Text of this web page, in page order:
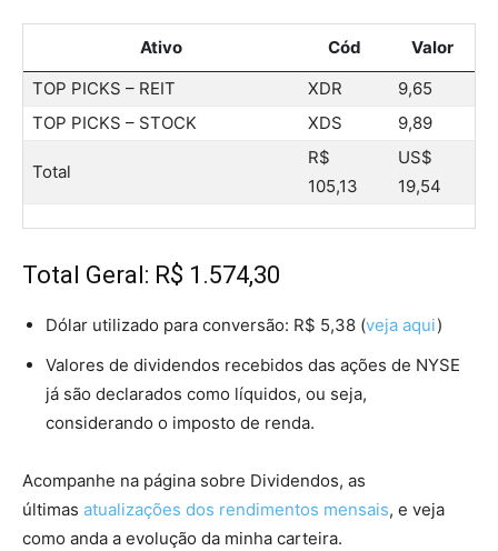
Ativo Cód
Valor
TOP PICKS – REIT
XDR
9,65
TOP PICKS – STOCK
XDS 9,89
Total
R$
105,13
US$
19,54
Total Geral: R$ 1.574,30
Dólar utilizado para conversão: R$ 5,38 (veja aqui)
Valores de dividendos recebidos das ações de NYSE
já são declarados como líquidos, ou seja,
considerando o imposto de renda.
Acompanhe na página sobre Dividendos, as
últimas atualizações dos rendimentos mensais, e veja
como anda a evolução da minha carteira.